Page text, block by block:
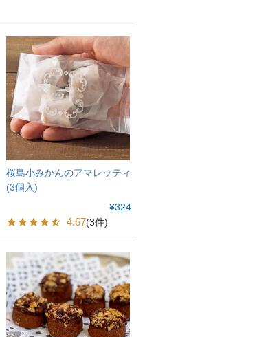
桜島小みかんのアマレッティ
(3個入)
¥324
4.67(3件)